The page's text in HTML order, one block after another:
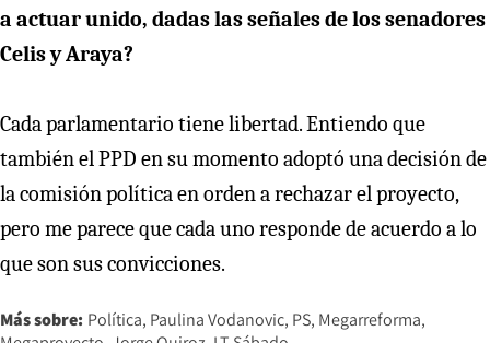
a actuar unido, dadas las señales de los senadores
Celis y Araya?
Cada parlamentario tiene libertad. Entiendo que
también el PPD en su momento adoptó una decisión de
la comisión política en orden a rechazar el proyecto,
pero me parece que cada uno responde de acuerdo a lo
que son sus convicciones.
Más sobre: Política Paulina Vodanovic PS Megarreforma